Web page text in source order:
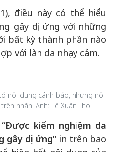
điều này có thể hiểu
gây dị ứng với những
bất kỳ thành phần nào
với làn da nhạy cảm.